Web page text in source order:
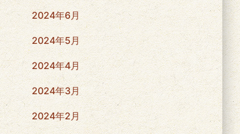
2024年6月
2024年5月
2024年4月
2024年3月
2024年2月